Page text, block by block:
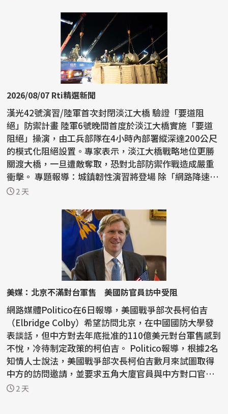
2026/08/07 Rti精選新聞
漢光42號演習/陸軍首次封閉淡江大橋 驗證「要道阻
絕」防禦計畫 陸軍6號晚間首度於淡江大橋實施「要道
阻絕」操演，由工兵部隊在4小時內部署縱深達200公尺
的模式化阻絕設置。專家表示，淡江大橋戰略地位更勝
關渡大橋，一旦遭敵奪取，恐對北部防禦作戰造成嚴重
衝擊。 專題報導：城鎮韌性演習將登場 除「網路降速、
躲3...
2 天
美媒：北京不滿對台軍售 美國防官員訪中受阻
網路媒體Politico在6日報導，美國戰爭部次長柯伯吉
（Elbridge Colby）希望訪問北京，在中國國防大學發
表談話，但中方對去年底批准的110億美元對台軍售感到
不悅，冷待制定政策的柯伯吉。 Politico報導，根據2名
知情人士說法，美國戰爭部次長柯伯吉數月來試圖取得
中方的訪問邀請，並要求五角大廈官員與中方對口官員
會...2 天